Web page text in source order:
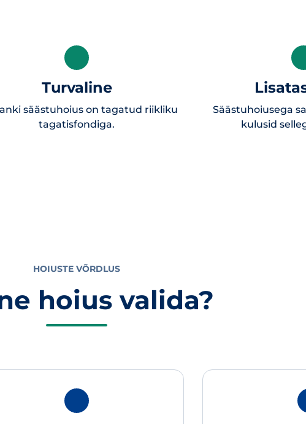
Turvaline
säästuhoius on tagatud riikliku
tagatisfondiga.
Säästuhoiusega
kulusid
HOIUSTE VÕRDLUS
hoius valida?